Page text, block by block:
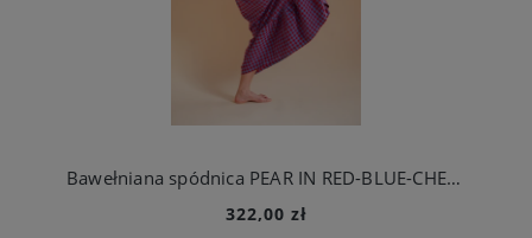
Bawełniana spódnica PEAR IN RED-BLUE-CHECK
322,00 zł